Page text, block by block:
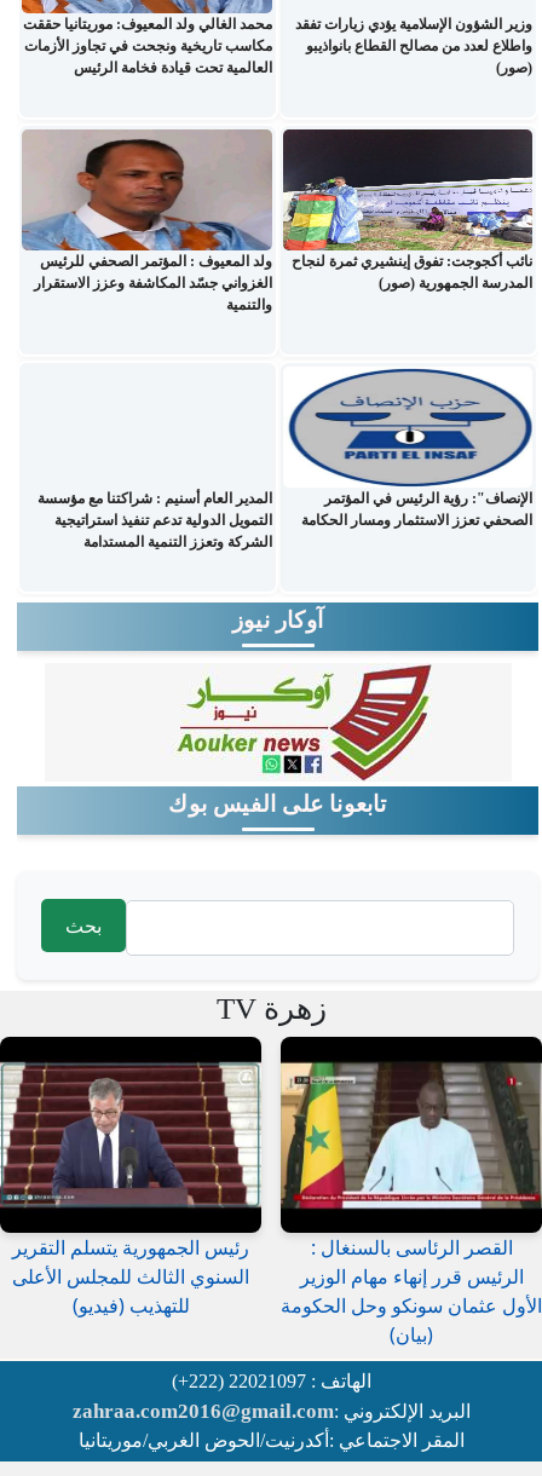
وزير الشؤون الإسلامية يؤدي زيارات تفقد
واطلاع لعدد من مصالح القطاع بانواذيبو
(صور)
محمد الغالي ولد المعيوف: موريتانيا حققت
مكاسب تاريخية ونجحت في تجاوز الأزمات
العالمية تحت قيادة فخامة الرئيس
نائب أكجوجت: تفوق إينشيري ثمرة لنجاح
المدرسة الجمهورية (صور)
ولد المعيوف : المؤتمر الصحفي للرئيس
الغزواني جسّد المكاشفة وعزز الاستقرار
والتنمية
الإنصاف": رؤية الرئيس في المؤتمر
الصحفي تعزز الاستثمار ومسار الحكامة
المدير العام أسنيم : شراكتنا مع مؤسسة
التمويل الدولية تدعم تنفيذ استراتيجية
الشركة وتعزز التنمية المستدامة
آوكار نيوز
تابعونا على الفيس بوك
‏بحث ‏
زهرة TV
القصر الرئاسى بالسنغال :
الرئيس قرر إنهاء مهام الوزير
الأول عثمان سونكو وحل الحكومة
(بيان)
رئيس الجمهورية يتسلم التقرير
السنوي الثالث للمجلس الأعلى
للتهذيب (فيديو)
الهاتف : 22021097 (222+)
البريد الإلكتروني :zahraa.com2016@gmail.com
المقر الاجتماعي :أكدرنيت/الحوض الغربي/موريتانيا